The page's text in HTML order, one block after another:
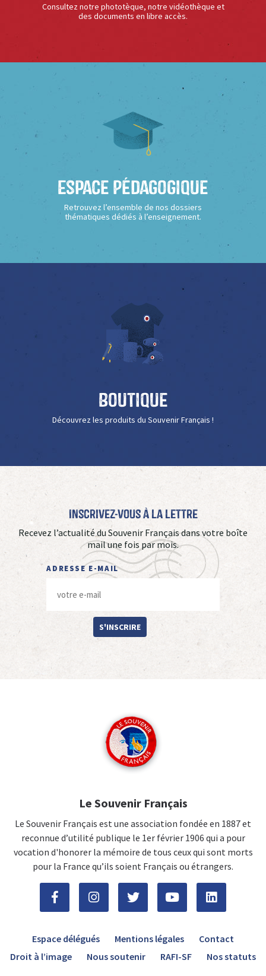
Consultez notre phototèque, notre vidéothèque et
des documents en libre accès.
Espace Pédagogique
Retrouvez l’ensemble de nos dossiers
thématiques dédiés à l’enseignement.
Boutique
Découvrez les produits du Souvenir Français !
Inscrivez-vous à La Lettre
Recevez l’actualité du Souvenir Français dans votre boîte
mail une fois par mois.
ADRESSE E-MAIL
S'INSCRIRE
Le Souvenir Français
Le Souvenir Français est une association fondée en 1887 et
reconnue d’utilité publique le 1er février 1906 qui a pour
vocation d'honorer la mémoire de tous ceux qui sont morts
pour la France qu’ils soient Français ou étrangers.
Espace délégués Mentions légales
Contact
Droit à l’image
Nous soutenir RAFI-SF Nos statuts